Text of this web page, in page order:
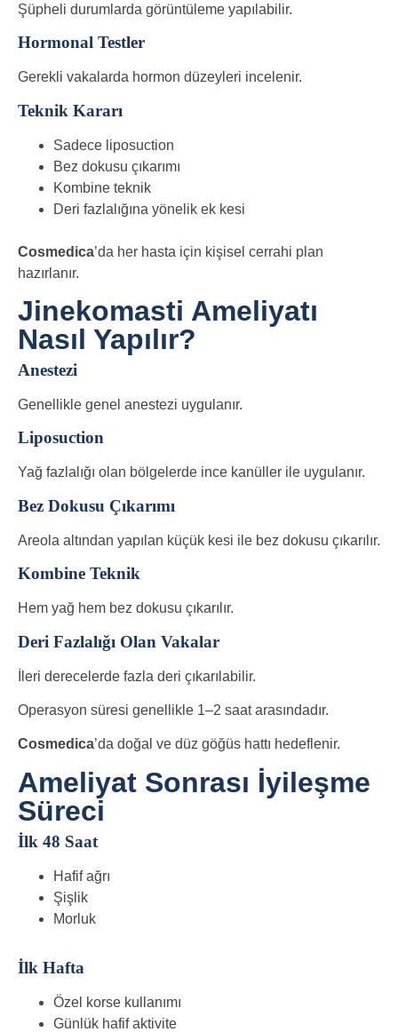
Şüpheli durumlarda görüntüleme yapılabilir.
Hormonal Testler
Gerekli vakalarda hormon düzeyleri incelenir.
Teknik Kararı
Sadece liposuction
Bez dokusu çıkarımı
Kombine teknik
Deri fazlalığına yönelik ek kesi
Cosmedica’da her hasta için kişisel cerrahi plan
hazırlanır.
Jinekomasti Ameliyatı
Nasıl Yapılır?
Anestezi
Genellikle genel anestezi uygulanır.
Liposuction
Yağ fazlalığı olan bölgelerde ince kanüller ile uygulanır.
Bez Dokusu Çıkarımı
Areola altından yapılan küçük kesi ile bez dokusu çıkarılır.
Kombine Teknik
Hem yağ hem bez dokusu çıkarılır.
Deri Fazlalığı Olan Vakalar
İleri derecelerde fazla deri çıkarılabilir.
Operasyon süresi genellikle 1–2 saat arasındadır.
Cosmedica’da doğal ve düz göğüs hattı hedeflenir.
Ameliyat Sonrası İyileşme
Süreci
İlk 48 Saat
Hafif ağrı
Şişlik
Morluk
İlk Hafta
Özel korse kullanımı
Günlük hafif aktivite